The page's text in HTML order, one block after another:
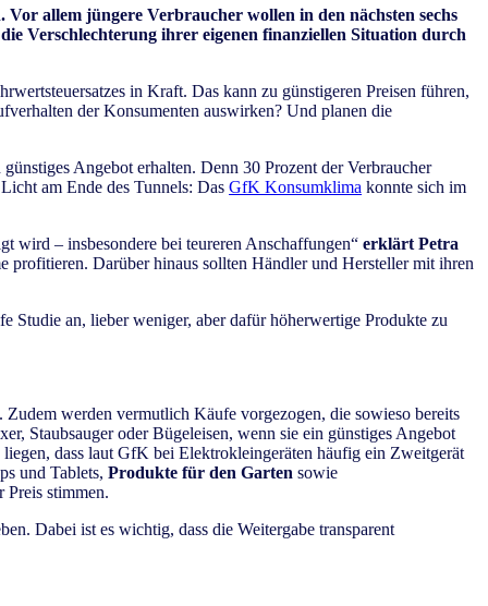
allem jüngere Verbraucher wollen in den nächsten sechs
Verschlechterung ihrer eigenen finanziellen Situation durch
in Kraft. Das kann zu günstigeren Preisen führen,
der Konsumenten auswirken? Und planen die
Angebot erhalten. Denn 30 Prozent der Verbraucher
am Ende des Tunnels: Das GfK Konsumklima konnte sich im
wird – insbesondere bei teureren Anschaffungen“ erklärt Petra
Darüber hinaus sollten Händler und Hersteller mit ihren
an, lieber weniger, aber dafür höherwertige Produkte zu
werden vermutlich Käufe vorgezogen, die sowieso bereits
Staubsauger oder Bügeleisen, wenn sie ein günstiges Angebot
dass laut GfK bei Elektrokleingeräten häufig ein Zweitgerät
und Tablets, Produkte für den Garten sowie
Preis stimmen.
Dabei ist es wichtig, dass die Weitergabe transparent